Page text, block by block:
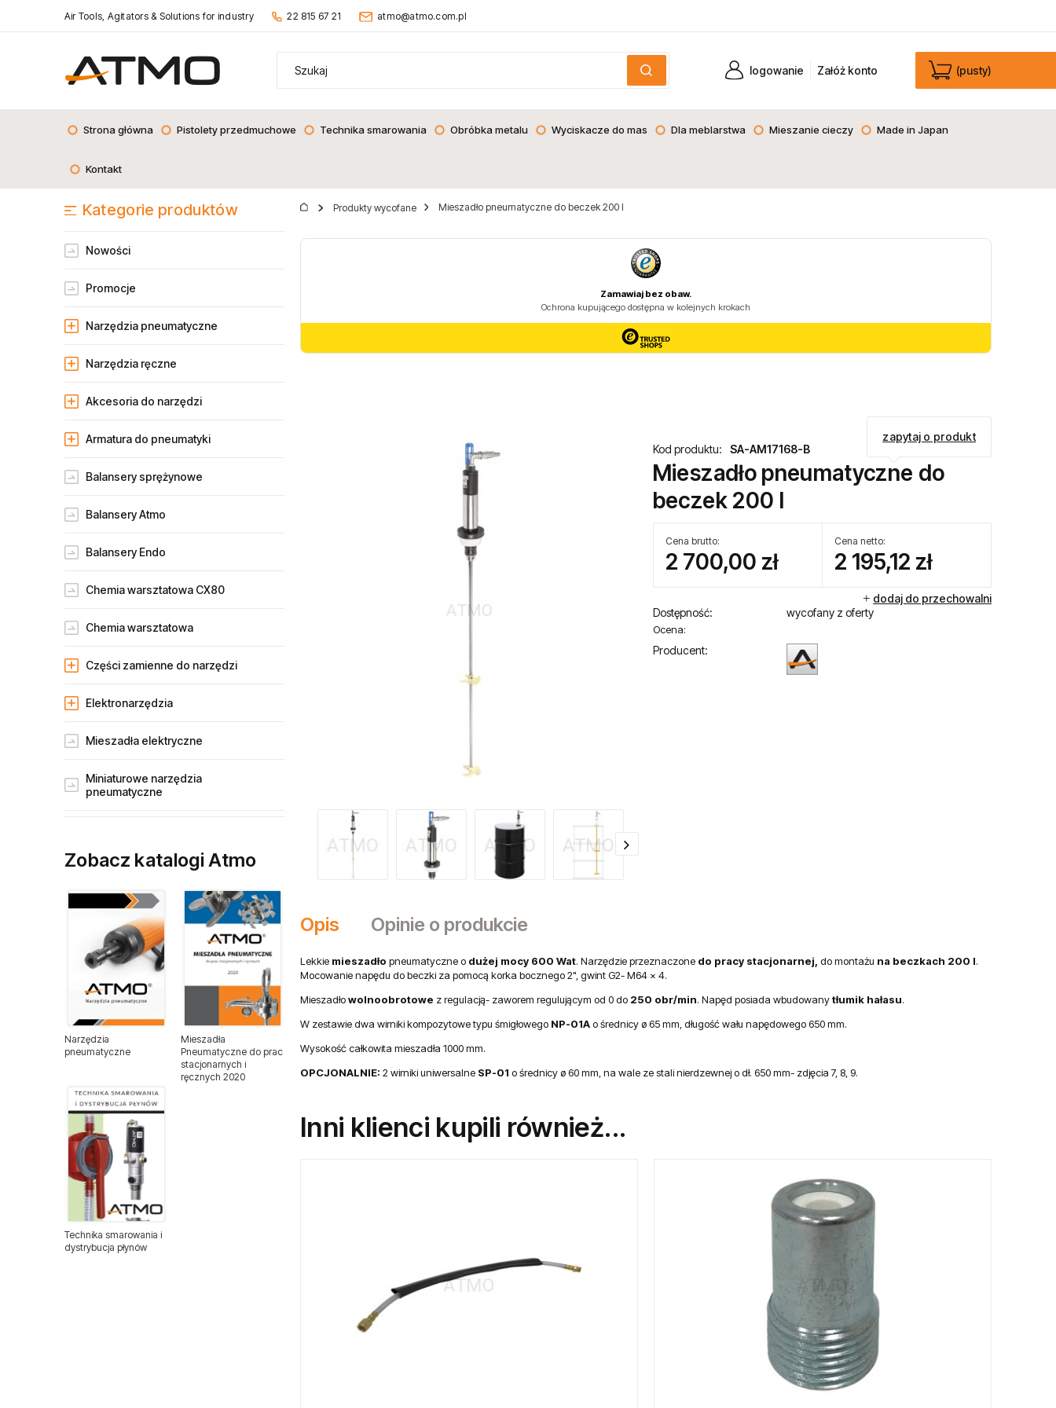
Air Tools, Agitators & Solutions for industry 22 815 67 21 atmo@atmo.com.pl
(pusty)
Załóż konto
logowanie
Strona główna Pistolety przedmuchowe Technika smarowania Obróbka metalu Wyciskacze do mas Dla meblarstwa Mieszanie cieczy Made in Japan
Kontakt
Kategorie produktów
Narzędzia pneumatyczne
Narzędzia ręczne
Akcesoria do narzędzi
Armatura do pneumatyki
Balansery sprężynowe
Balansery Atmo
Balansery Endo
Chemia warsztatowa CX80
Chemia warsztatowa
Części zamienne do narzędzi
Elektronarzędzia
Mieszadła elektryczne
Miniaturowe narzędzia
pneumatyczne
Narzędzia dla przemysłu lotniczego
Narzędzia dla lakierników
Narzędzia do wulkanizacji
Narzędzia pneumatyczne ATA
Narzędzia ogrodnicze
Narzędzia spalinowe
Nitonakrętki
Nity zrywalne
Odzież ochronna
Podajniki nitów
Podajniki śrub i wkrętów
Nowości
Promocje
Zobacz katalogi Atmo
Narzędzia
pneumatyczne
Mieszadła
Pneumatyczne do prac
stacjonarnych i
ręcznych 2020
Technika smarowania i
dystrybucja płynów
Produkty wycofane Mieszadło pneumatyczne do beczek 200 l
Mieszadło pneumatyczne do
beczek 200 l
Cena brutto:
2 700,00 zł
Cena netto:
2 195,12 zł
dodaj do przechowalni
Dostępność:
wycofany z oferty
Ocena:
Producent:
Kod produktu: SA-AM17168-B
zapytaj o produkt
Opis Opinie o produkcie
Lekkie mieszadło pneumatyczne o dużej mocy 600 Wat. Narzędzie przeznaczone do pracy stacjonarnej, do montażu na beczkach 200 l.
Mocowanie napędu do beczki za pomocą korka bocznego 2", gwint G2- M64 x 4.
Mieszadłowolnoobrotowe z regulacją- zaworem regulującym od 0 do 250 obr/min. Napęd posiada wbudowanytłumik hałasu.
W zestawie dwa wirniki kompozytowe typu śmigłowego NP-01Ao średnicy ø 65 mm, długość wału napędowego 650 mm.
Wysokość całkowita mieszadła 1000 mm.
OPCJONALNIE: 2 wirniki uniwersalne SP-01 o średnicy ø 60 mm, na wale ze stali nierdzewnej o dł. 650 mm- zdjęcia 7, 8, 9.
Inni klienci kupili również...